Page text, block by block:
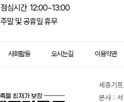
점심시간 12:00~13:00
주말 및 공휴일 휴무
사회활동 오시는길 이용약관
세종기
본사 :